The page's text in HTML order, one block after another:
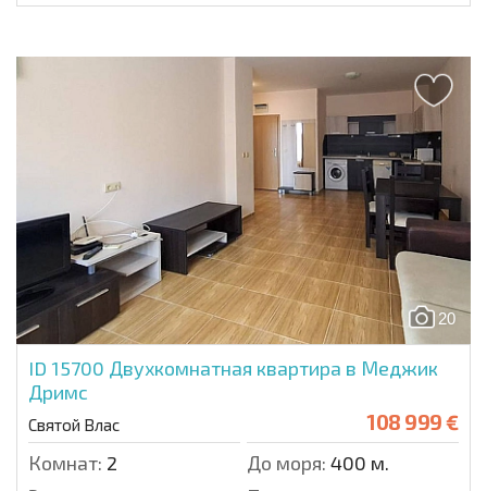
20
ID 15700 Двухкомнатная квартира в Меджик
Дримс
Святой Влас 108 999 €
Комнат: 2 До моря: 400 м.